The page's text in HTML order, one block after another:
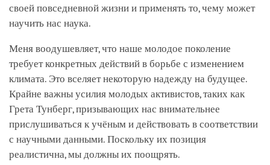
своей повседневной жизни и применять то, чему может
научить нас наука.
Меня воодушевляет, что наше молодое поколение
требует конкретных действий в борьбе с изменением
климата. Это вселяет некоторую надежду на будущее.
Крайне важны усилия молодых активистов, таких как
Грета Тунберг, призывающих нас внимательнее
прислушиваться к учёным и действовать в соответствии
с научными данными. Поскольку их позиция
реалистична, мы должны их поощрять.